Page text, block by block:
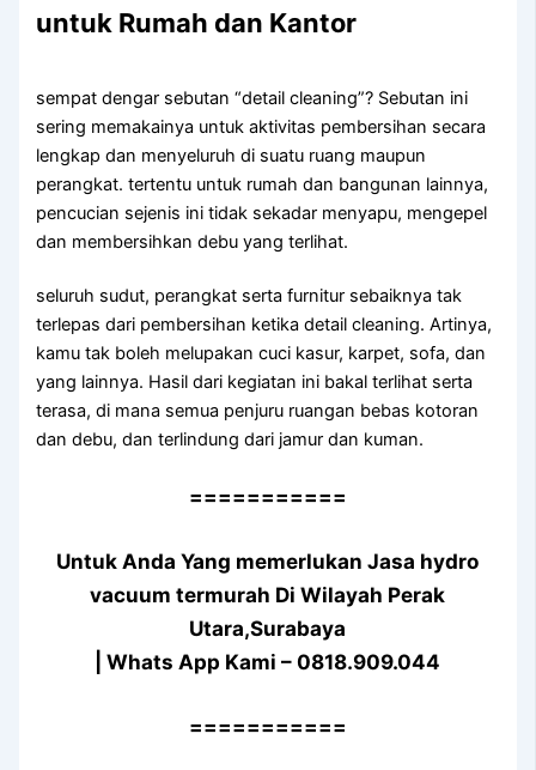
untuk Rumah dan Kantor
sempat dengar sebutan “detail cleaning”? Sebutan ini
sering memakainya untuk aktivitas pembersihan secara
lengkap dan menyeluruh di suatu ruang maupun
perangkat. tertentu untuk rumah dan bangunan lainnya,
pencucian sejenis ini tidak sekadar menyapu, mengepel
dan membersihkan debu yang terlihat.
seluruh sudut, perangkat serta furnitur sebaiknya tak
terlepas dari pembersihan ketika detail cleaning. Artinya,
kamu tak boleh melupakan cuci kasur, karpet, sofa, dan
yang lainnya. Hasil dari kegiatan ini bakal terlihat serta
terasa, di mana semua penjuru ruangan bebas kotoran
dan debu, dan terlindung dari jamur dan kuman.
===========
Untuk Anda Yang memerlukan Jasa hydro
vacuum termurah Di Wilayah Perak
Utara,Surabaya
| Whats App Kami – 0818.909.044
===========